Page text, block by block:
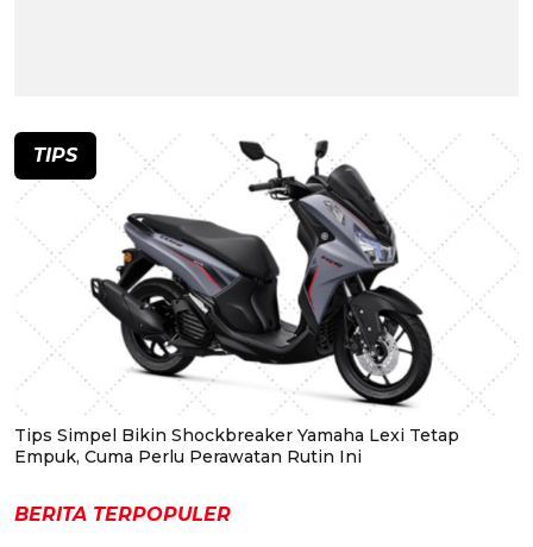
TIPS
Tips Simpel Bikin Shockbreaker Yamaha Lexi Tetap
Empuk, Cuma Perlu Perawatan Rutin Ini
BERITA TERPOPULER